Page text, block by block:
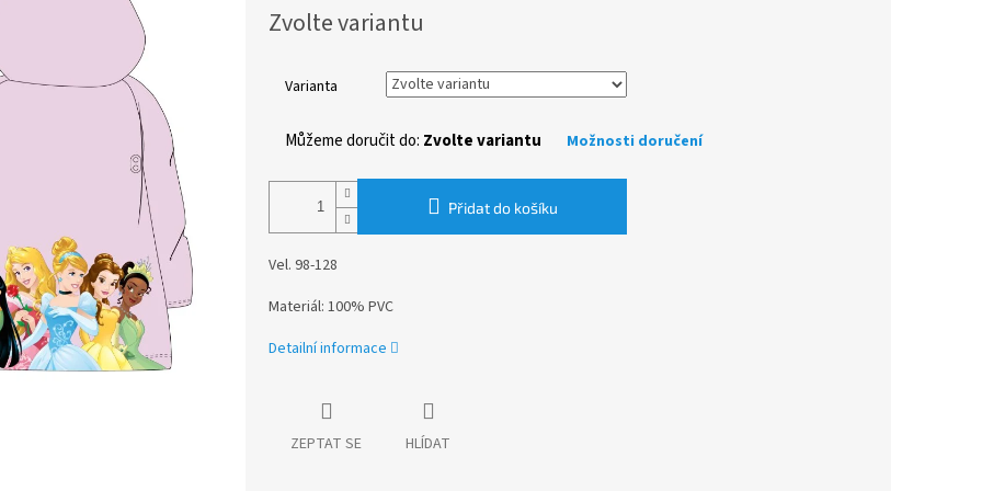
cena:
Zvolte variantu
Varianta
Můžeme doručit do: Zvolte variantu Možnosti doručení
Přidat do košíku
Vel. 98-128
Materiál: 100% PVC
Detailní informace
ZEPTAT SE HLÍDAT